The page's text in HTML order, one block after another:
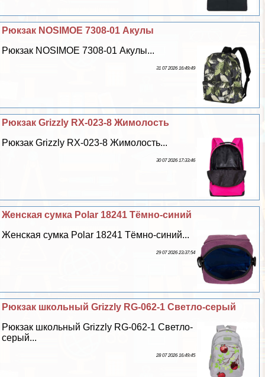
Рюкзак NOSIMOE 7308-01 Акулы
Рюкзак NOSIMOE 7308-01 Акулы...
31 07 2026 16:49:49
Рюкзак Grizzly RX-023-8 Жимолость
Рюкзак Grizzly RX-023-8 Жимолость...
30 07 2026 17:33:46
Женская сумка Polar 18241 Тёмно-синий
Женская сумка Polar 18241 Тёмно-синий...
29 07 2026 23:37:54
Рюкзак школьный Grizzly RG-062-1 Светло-серый
Рюкзак школьный Grizzly RG-062-1 Светло-
серый...
28 07 2026 16:49:45